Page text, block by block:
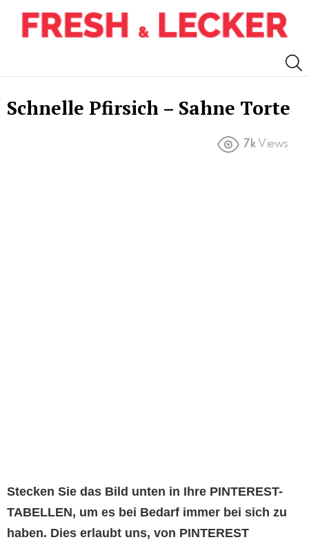
Schnelle Pfirsich – Sahne Torte
7k Views
Stecken Sie das Bild unten in Ihre PINTEREST-
TABELLEN, um es bei Bedarf immer bei sich zu
haben. Dies erlaubt uns, von PINTEREST